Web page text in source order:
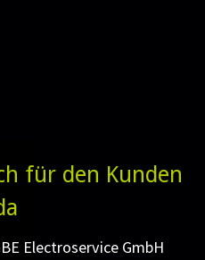
für den Kunden
Electroservice GmbH